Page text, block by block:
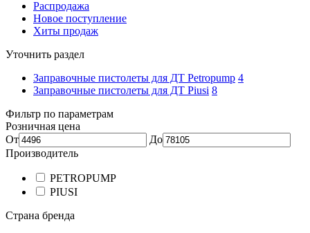
Распродажа
Новое поступление
Хиты продаж
Уточнить раздел
Заправочные пистолеты для ДТ Petropump 4
Заправочные пистолеты для ДТ Piusi 8
Фильтр по параметрам
Розничная цена
От
До
Производитель
PETROPUMP
PIUSI
Страна бренда